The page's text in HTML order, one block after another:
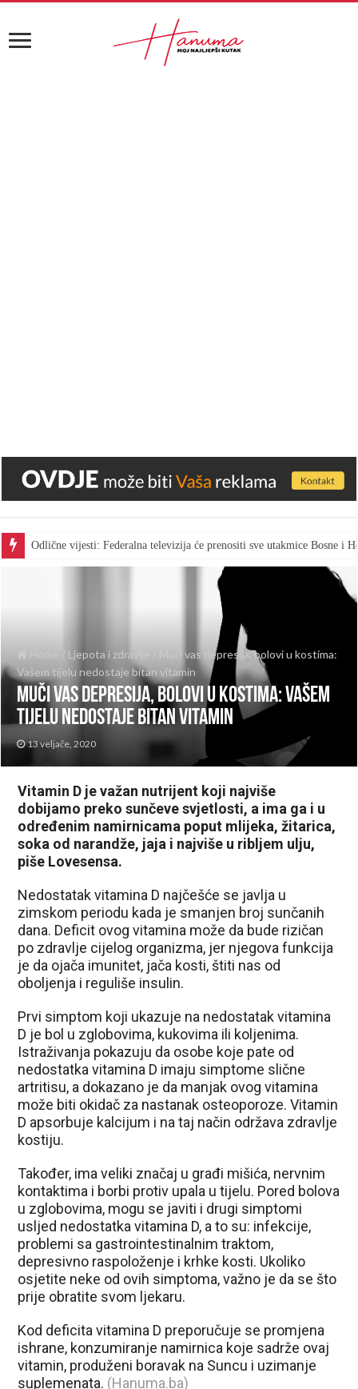
Odlične vijesti: Federalna televizija će prenositi sve utakmice Bosne i
Ljepota i zdravlje
Muči vas depresija, bolovi u kostima:
Vašem tijelu nedostaje bitan vitamin
Muči vas depresija, bolovi u kostima: Vašem
tijelu nedostaje bitan vitamin
13 veljače, 2020
Vitamin D je važan nutrijent koji najviše
dobijamo preko sunčeve svjetlosti, a ima ga i u
određenim namirnicama poput mlijeka, žitarica,
soka od narandže, jaja i najviše u ribljem ulju,
piše Lovesensa.
Nedostatak vitamina D najčešće se javlja u
zimskom periodu kada je smanjen broj sunčanih
dana. Deficit ovog vitamina može da bude rizičan
po zdravlje cijelog organizma, jer njegova funkcija
je da ojača imunitet, jača kosti, štiti nas od
oboljenja i reguliše insulin.
Prvi simptom koji ukazuje na nedostatak vitamina
D je bol u zglobovima, kukovima ili koljenima.
Istraživanja pokazuju da osobe koje pate od
nedostatka vitamina D imaju simptome slične
artritisu, a dokazano je da manjak ovog vitamina
može biti okidač za nastanak osteoporoze. Vitamin
D apsorbuje kalcijum i na taj način održava zdravlje
kostiju.
Također, ima veliki značaj u građi mišića, nervnim
kontaktima i borbi protiv upala u tijelu. Pored bolova
u zglobovima, mogu se javiti i drugi simptomi
usljed nedostatka vitamina D, a to su: infekcije,
problemi sa gastrointestinalnim traktom,
depresivno raspoloženje i krhke kosti. Ukoliko
osjetite neke od ovih simptoma, važno je da se što
prije obratite svom ljekaru.
Kod deficita vitamina D preporučuje se promjena
ishrane, konzumiranje namirnica koje sadrže ovaj
vitamin, produženi boravak na Suncu i uzimanje
suplemenata. (Hanuma.ba)